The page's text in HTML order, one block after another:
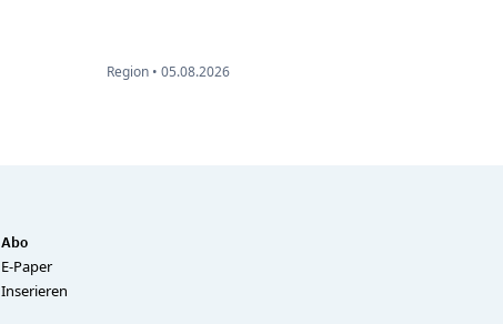
Region • 05.08.2026
Abo
E-Paper
Inserieren